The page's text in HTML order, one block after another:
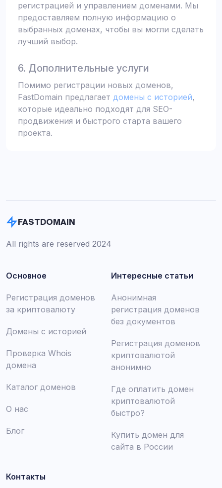
регистрацией и управлением доменами. Мы
предоставляем полную информацию о
выбранных доменах, чтобы вы могли сделать
лучший выбор.
6. Дополнительные услуги
Помимо регистрации новых доменов,
FastDomain предлагает домены с историей,
которые идеально подходят для SEO-
продвижения и быстрого старта вашего
проекта.
FASTDOMAIN
All rights are reserved 2024
Основное
Регистрация доменов
за криптовалюту
Домены с историей
Проверка Whois
домена
Каталог доменов
О нас
Блог
Интересные статьи
Анонимная
регистрация доменов
без документов
Регистрация доменов
криптовалютой
анонимно
Где оплатить домен
криптовалютой
быстро?
Купить домен для
сайта в России
Контакты